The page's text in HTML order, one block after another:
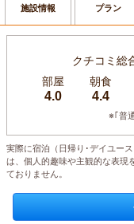
施設情報 プラン
クチコミ総
部屋
4.0
朝食
4.4
※｢普
実際に宿泊（日帰り･デイユー
は、個人的趣味や主観的な表現
ておりません。